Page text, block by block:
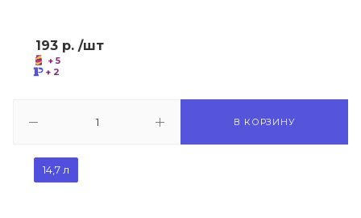
193 р. /шт
+ 5
+ 2
В КОРЗИНУ
14,7 л